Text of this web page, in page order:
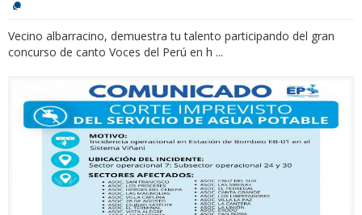
Vecino albarracino, demuestra tu talento participando del gran
concurso de canto Voces del Perú en h ...